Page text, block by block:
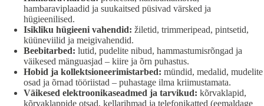
hambaraviplaadid ja suukaitsed püsivad värsked ja
hügieenilised.
Isikliku hügieeni vahendid: žiletid, trimmeripead, pintsetid,
küüneviilid ja meigivahendid.
Beebitarbed: lutid, pudelite nibud, hammastumisrõngad ja
väikesed mänguasjad – kiire ja õrn puhastus.
Hobid ja kollektsioneerimistarbed: mündid, medalid, mudelite
osad ja õrnad tööriistad – puhastage ilma kriimustamata.
Väikesed elektroonikaseadmed ja tarvikud: kõrvaklapid,
kõrvaklappide otsad, kellarihmad ja telefonikatted (eemaldage